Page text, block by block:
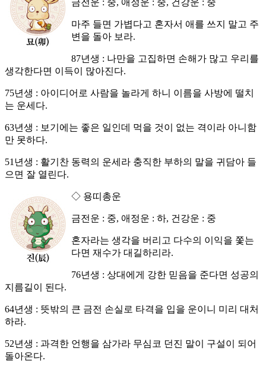
금전운 : 중, 애정운 : 중, 건강운 : 중
마주 들면 가볍다고 혼자서 애를 쓰지 말고 주
변을 돌아 보라.
87년생 : 나만을 고집하면 손해가 많고 우리를
생각한다면 이득이 많아진다.
75년생 : 아이디어로 사람을 놀라게 하니 이름을 사방에 떨치
는 운세다.
63년생 : 보기에는 좋은 일인데 먹을 것이 없는 격이라 아니함
만 못하다.
51년생 : 활기찬 동력의 운세라 충직한 부하의 말을 귀담아 들
으면 잘 열린다.
◇ 용띠총운
금전운 : 중, 애정운 : 하, 건강운 : 중
혼자라는 생각을 버리고 다수의 이익을 쫓는
다면 재수가 대길하리라.
76년생 : 상대에게 강한 믿음을 준다면 성공의
지름길이 된다.
64년생 : 뜻밖의 큰 금전 손실로 타격을 입을 운이니 미리 대처
하라.
52년생 : 과격한 언행을 삼가라 무심코 던진 말이 구설이 되어
돌아온다.